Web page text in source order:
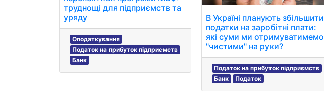
труднощі для підприємств та
уряду
Оподаткування
Податок на прибуток підприємств
Банк
В Україні планують збільшити
податки на заробітні плати:
які суми ми отримуватимемо
"чистими" на руки?
Податок на прибуток підприємств
Банк
Податок